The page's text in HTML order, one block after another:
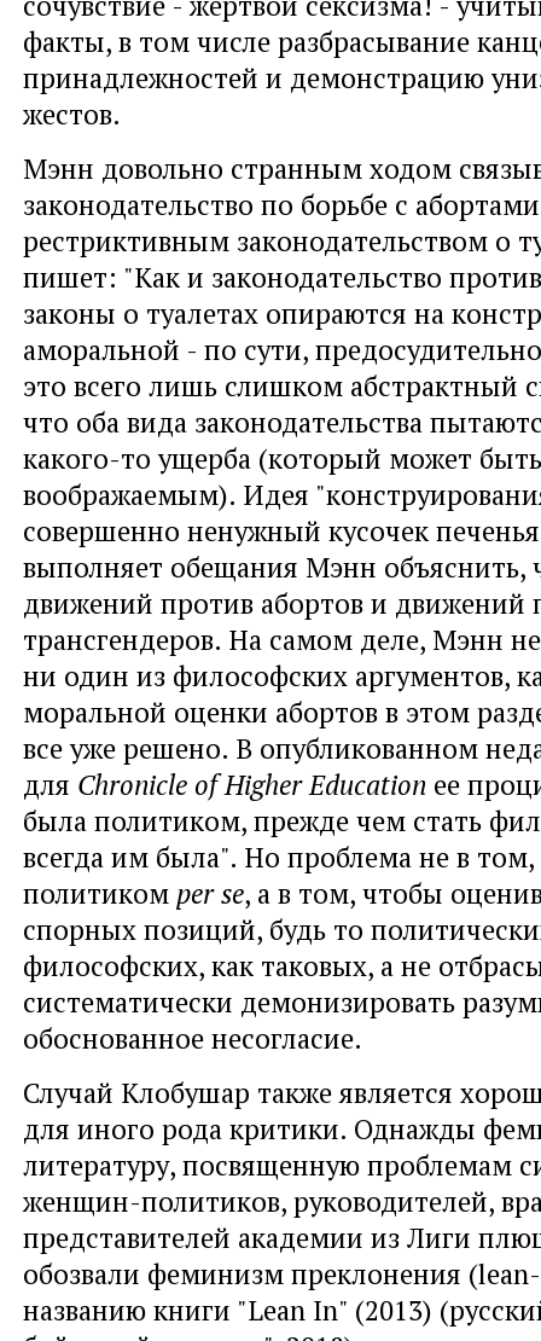
факты, в том числе разбрасывание
принадлежностей и демонстрацию
жестов.
Мэнн довольно странным ходом
законодательство по борьбе с
рестриктивным законодательством о
пишет: "Как и законодательство
законы о туалетах опираются на
аморальной - по сути,
это всего лишь слишком абстрактный
что оба вида законодательства
какого-то ущерба (который может
воображаемым). Идея
совершенно ненужный кусочек
выполняет обещания Мэнн объяснить,
движений против абортов и движений
трансгендеров. На самом деле, Мэнн
ни один из философских аргументов,
моральной оценки абортов в этом
все уже решено. В опубликованном
для Chronicle of Higher Education ее
была политиком, прежде чем стать
всегда им была". Но проблема не в
политиком perse, а в том, чтобы
спорных позиций, будь то
философских, как таковых, а не
систематически демонизировать
обоснованное несогласие.
Случай Клобушар также является
для иного рода критики. Однажды
литературу, посвященную проблемам
женщин-политиков, руководителей,
представителей академии из Лиги
обозвали феминизм преклонения
названию книги "Lean In" (2013)